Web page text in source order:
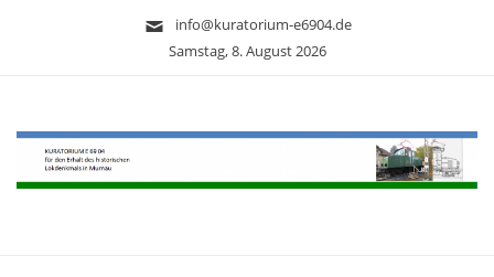
info@kuratorium-e6904.de
Samstag, 8. August 2026